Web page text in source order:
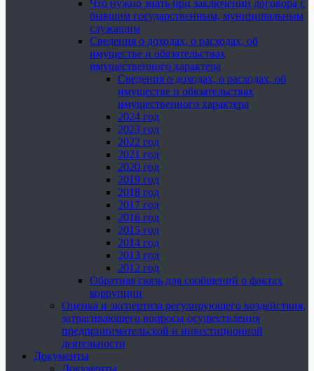
Что нужно знать при заключении договора с
бывшим государственным, муниципальным
служащим
Сведения о доходах, о расходах, об
имуществе и обязательствах
имущественного характера
Сведения о доходах, о расходах, об
имуществе и обязательствах
имущественного характера
2024 год
2023 год
2022 год
2021 год
2020 год
2019 год
2018 год
2017 год
2016 год
2015 год
2014 год
2013 год
2012 год
Обратная связь для сообщений о фактах
коррупции
Оценка и экспертиза регулирующего воздействия,
затрагивающего вопросы осуществления
предпринимательской и инвестиционной
деятельности
Документы
Документы